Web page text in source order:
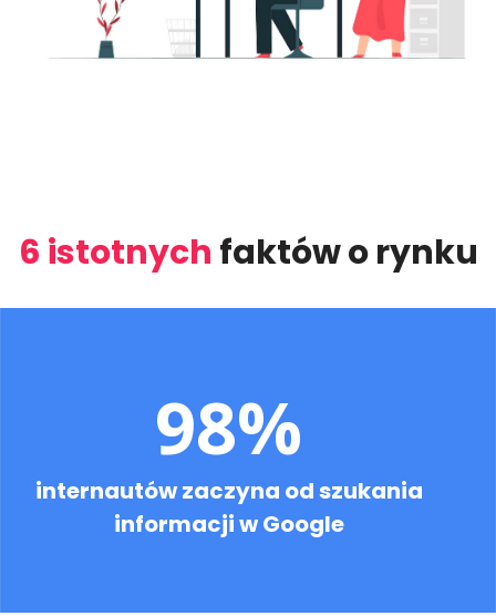
6 istotnych faktów o rynku
98%
internautów zaczyna od szukania
informacji w Google